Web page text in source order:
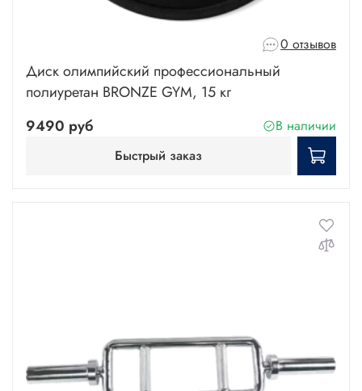
0 отзывов
Диск олимпийский профессиональный
полиуретан BRONZE GYM, 15 кг
9490 руб
В наличии
Быстрый заказ